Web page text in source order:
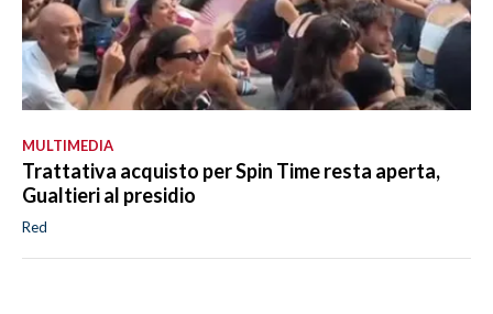
MULTIMEDIA
Trattativa acquisto per Spin Time resta aperta,
Gualtieri al presidio
Red